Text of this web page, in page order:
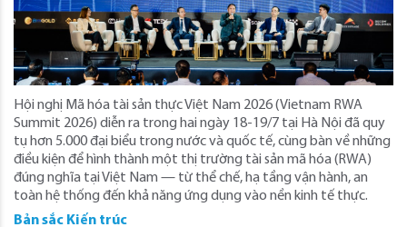
Hội nghị Mã hóa tài sản thực Việt Nam 2026 (Vietnam RWA
Summit 2026) diễn ra trong hai ngày 18-19/7 tại Hà Nội đã quy
tụ hơn 5.000 đại biểu trong nước và quốc tế, cùng bàn về những
điều kiện để hình thành một thị trường tài sản mã hóa (RWA)
đúng nghĩa tại Việt Nam — từ thể chế, hạ tầng vận hành, an
toàn hệ thống đến khả năng ứng dụng vào nền kinh tế thực.
Bản sắc Kiến trúc